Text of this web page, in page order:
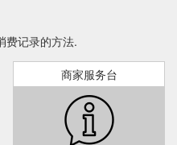
费记录的方法.
商家服务台